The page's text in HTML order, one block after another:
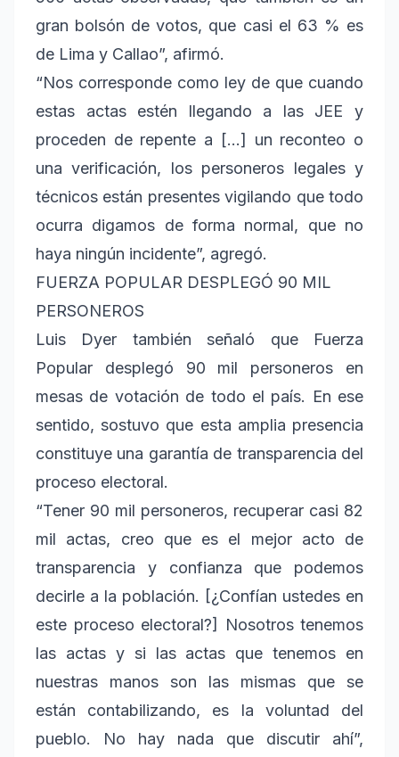
gran bolsón de votos, que casi el 63 % es
de Lima y Callao”, afirmó.
“Nos corresponde como ley de que cuando
estas actas estén llegando a las JEE y
proceden de repente a […] un reconteo o
una verificación, los personeros legales y
técnicos están presentes vigilando que todo
ocurra digamos de forma normal, que no
haya ningún incidente”, agregó.
FUERZA POPULAR DESPLEGÓ 90 MIL
PERSONEROS
Luis Dyer también señaló que Fuerza
Popular desplegó 90 mil personeros en
mesas de votación de todo el país. En ese
sentido, sostuvo que esta amplia presencia
constituye una garantía de transparencia del
proceso electoral.
“Tener 90 mil personeros, recuperar casi 82
mil actas, creo que es el mejor acto de
transparencia y confianza que podemos
decirle a la población. [¿Confían ustedes en
este proceso electoral?] Nosotros tenemos
las actas y si las actas que tenemos en
nuestras manos son las mismas que se
están contabilizando, es la voluntad del
pueblo. No hay nada que discutir ahí”,